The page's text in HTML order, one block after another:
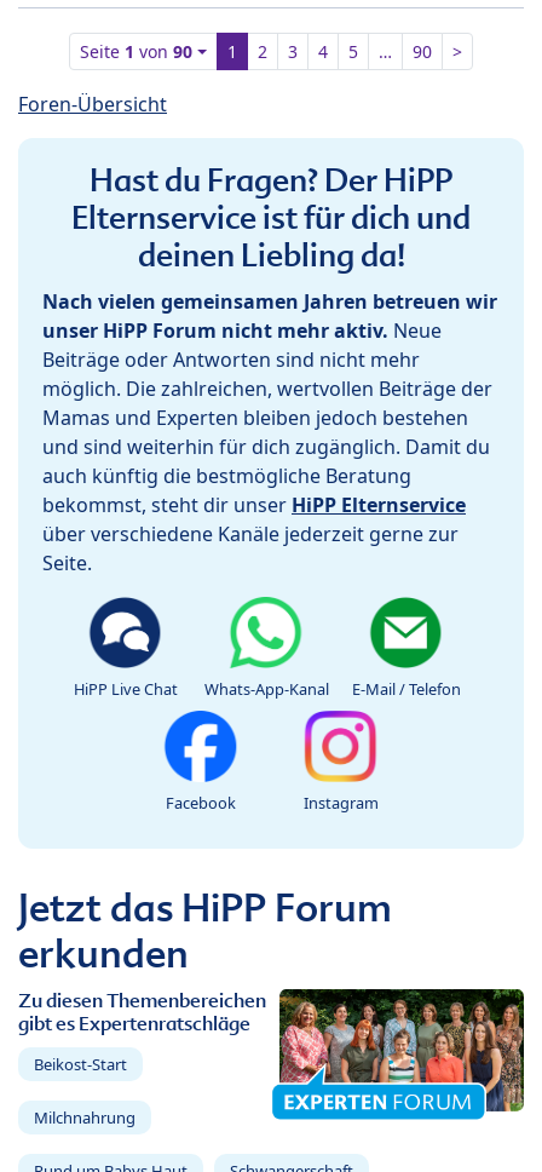
Seite 1 von90 1 2 3 4 5 … 90 >
Foren-Übersicht
Hast du Fragen? Der HiPP
Elternservice ist für dich und
deinen Liebling da!
Nach vielen gemeinsamen Jahren betreuen wir
unser HiPP Forum nicht mehr aktiv. Neue
Beiträge oder Antworten sind nicht mehr
möglich. Die zahlreichen, wertvollen Beiträge der
Mamas und Experten bleiben jedoch bestehen
und sind weiterhin für dich zugänglich. Damit du
auch künftig die bestmögliche Beratung
bekommst, steht dir unser HiPP Elternservice
über verschiedene Kanäle jederzeit gerne zur
Seite.
HiPP Live Chat Whats-App-Kanal E-Mail / Telefon
Facebook Instagram
Jetzt das HiPP Forum
erkunden
Zu diesen Themenbereichen
gibt es Expertenratschläge
Beikost-Start
Milchnahrung